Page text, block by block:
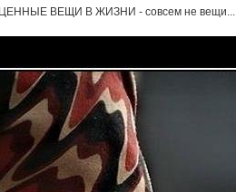
ВЕЩИ В ЖИЗНИ - совсем не вещи...